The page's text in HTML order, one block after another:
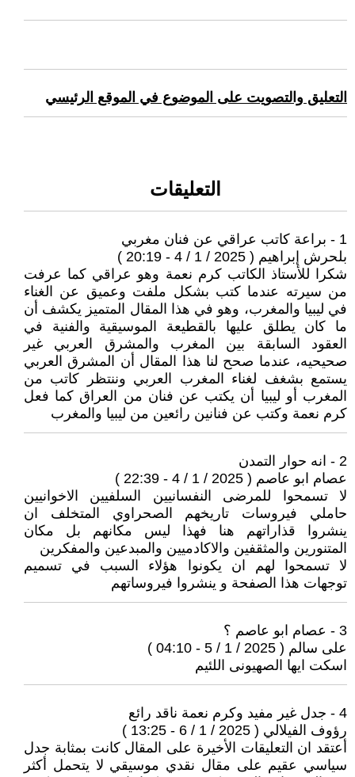
التعليق والتصويت على الموضوع في الموقع الرئيسي
التعليقات
1 - براعة كاتب عراقي عن فنان مغربي
بلحرش إبراهيم ( 2025 / 1 / 4 - 20:19 )
شكرا للأستاذ الكاتب كرم نعمة وهو عراقي كما عرفت
من سيرته عندما كتب بشكل ملفت وعميق عن الغناء
في ليبيا والمغرب، وهو في هذا المقال المتميز يكشف أن
ما كان يطلق عليها بالقطيعة الموسيقية والفنية في
العقود السابقة بين المغرب والمشرق العربي غير
صحيحيه، عندما صحح لنا هذا المقال أن المشرق العربي
يستمع بشغف لغناء المغرب العربي وننتظر كاتب من
المغرب أو ليبيا أن يكتب عن فنان من العراق كما فعل
كرم نعمة وكتب عن فنانين رائعين من ليبيا والمغرب
2 - انه حوار التمدن
عصام ابو عاصم ( 2025 / 1 / 4 - 22:39 )
لا تسمحوا للمرضى النفسانيين السلفيين الاخوانيين
حاملي فيروسات تاريخهم الصحراوي المتخلف ان
ينشروا قذاراتهم هنا فهذا ليس مكانهم بل مكان
المتنورين والمثقفين والاكادميين والمبدعين والمفكرين
لا تسمحوا لهم ان يكونوا هؤلاء السبب في تسميم
توجهات هذا الصفحة و ينشروا فيروساتهم
3 - عصام ابو عاصم ؟
على سالم ( 2025 / 1 / 5 - 04:10 )
اسكت ايها الصهيونى اللئيم
4 - جدل غير مفيد وكرم نعمة ناقد رائع
رؤوف الفيلالي ( 2025 / 1 / 6 - 13:25 )
أعتقد ان التعليقات الأخيرة على المقال كانت بمثابة جدل
سياسي عقيم على مقال نقدي موسيقي لا يتحمل أكثر